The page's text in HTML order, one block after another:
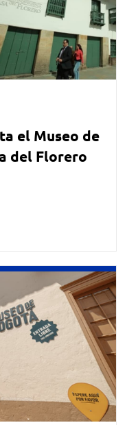
el Museo de
del Florero